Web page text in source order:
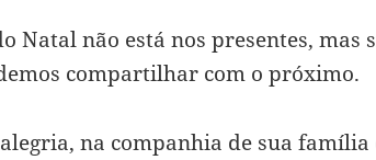
Natal não está nos presentes, mas
compartilhar com o próximo.
na companhia de sua família